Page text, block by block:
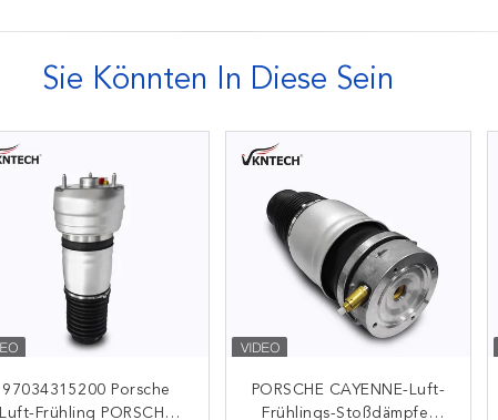
Sie Könnten In Diese Sein
97034315200 Porsche
Luft-Frühling PORSCHE
PORSCHE CAYENNE-Luft-
Frühlings-Stoßdämpfer
Front Left Air Strut Bag
97034305208
VKNTECH Porsche Luft-
Spreizen des Luft-